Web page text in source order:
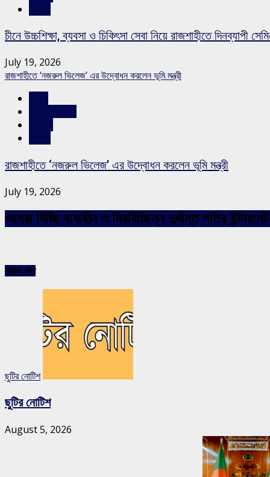
চীনে উচ্চশিক্ষা, ব্যবসা ও চিকিৎসা সেবা নিয়ে রাজশাহীতে দিনব্যাপী
July 19, 2026
রাজশাহীতে ‘নজরুল ভিলেজ’ এর উদ্বোধন করলেন ভূমি মন্ত্রী
রাজশাহীতে ‘নজরুল ভিলেজ’ এর উদ্বোধন করলেন ভূমি মন্ত্রী
July 19, 2026
আমরা দিচ্ছি বাধাহীন ও নিরবিচ্ছিন্ন দুর্দান্ত গতির
আরও খবর
ছুটির নোটিশ
ছুটির নোটিশ
August 5, 2026